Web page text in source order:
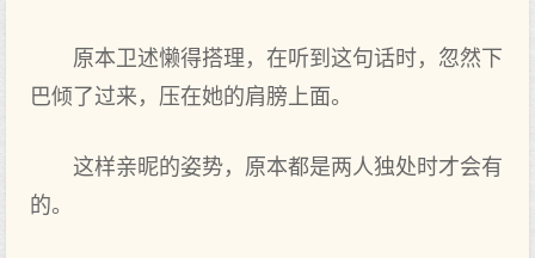
原本卫述懒得搭理，在听到这句话时，忽然下
巴倾了过来，压在她的肩膀上面。
这样亲昵的姿势，原本都是两人独处时才会有
的。